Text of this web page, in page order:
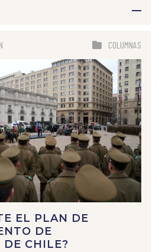
COLUMNAS
EL PLAN DE
DE
DE CHILE?